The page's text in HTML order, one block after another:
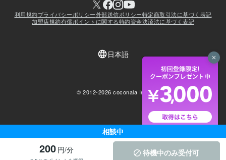
相談中
200 円/分 待機中のみ受付可